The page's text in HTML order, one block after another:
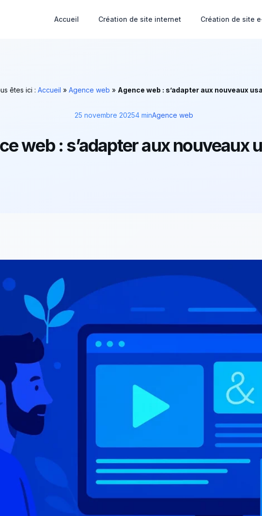
Accueil Création de site internet Création de site
êtes ici : Accueil » Agence web » Agence web : s’adapter aux nouveaux
25 novembre 20254 minAgence web
web : s’adapter aux nouveaux